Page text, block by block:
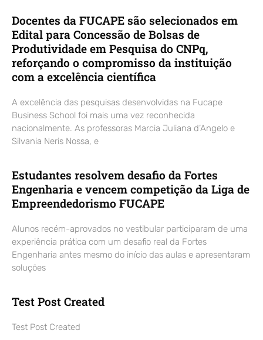
Docentes da FUCAPE são selecionados em
Edital para Concessão de Bolsas de
Produtividade em Pesquisa do CNPq,
reforçando o compromisso da instituição
com a excelência científica
A excelência das pesquisas desenvolvidas na Fucape
Business School foi mais uma vez reconhecida
nacionalmente. As professoras Marcia Juliana d’Angelo e
Silvania Neris Nossa, e
Estudantes resolvem desafio da Fortes
Engenharia e vencem competição da Liga de
Empreendedorismo FUCAPE
Alunos recém-aprovados no vestibular participaram de uma
experiência prática com um desafio real da Fortes
Engenharia antes mesmo do início das aulas e apresentaram
soluções
Test Post Created
Test Post Created